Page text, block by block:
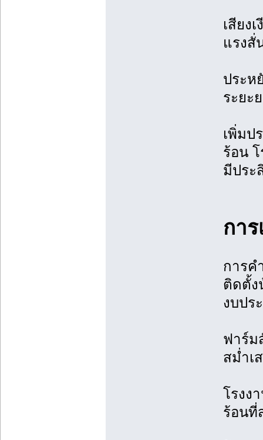
เสียง
แรงสั่
ประห
ระยะ
เพิ่มป
ร้อน
มีประ
กา
การค
ติดตั้ง
งบปร
ฟาร์ม
สม่ำเ
โรงง
ร้อนที่